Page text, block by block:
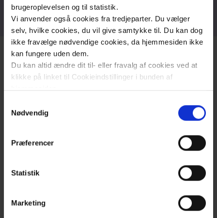
brugeroplevelsen og til statistik.
Vi anvender også cookies fra tredjeparter. Du vælger
selv, hvilke cookies, du vil give samtykke til. Du kan dog
ikke fravælge nødvendige cookies, da hjemmesiden ikke
kan fungere uden dem.
Du kan altid ændre dit til- eller fravalg af cookies ved at
klikke på linket til Cookieindstillinger i bunden af
hjemmesiden.
Læs mere om brugen af cookies på vores hjemmeside
Læs mere om vores behandling af personoplysninger
her.
Nødvendig
Præferencer
Statistik
Marketing
Psykiatriske
Akutmodtagelser: Ring
Hvis du har psykisk sygdom og brug for akut
Psykiatriske Akutmodtagelse.